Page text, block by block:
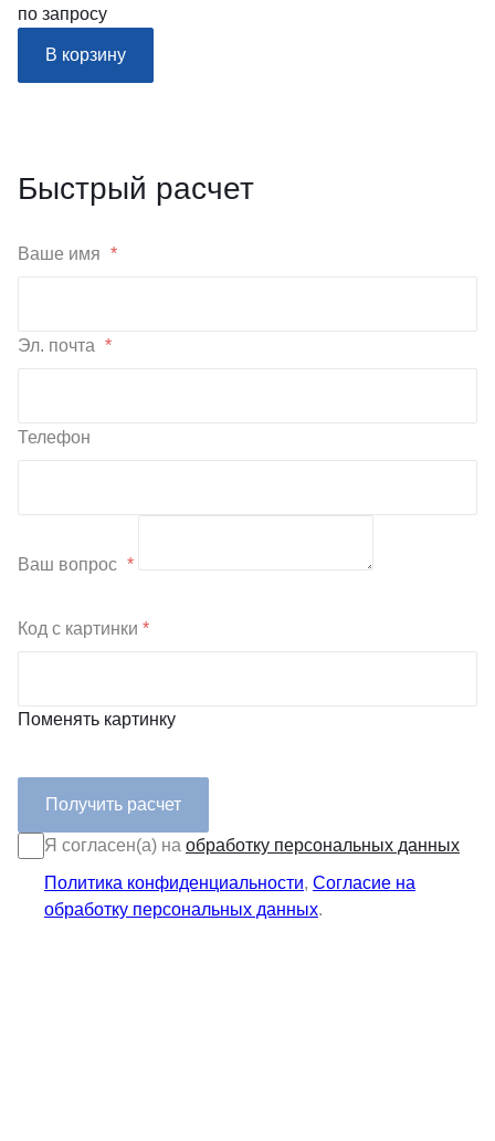
по запросу
В корзину
Быстрый расчет
Ваше имя *
Эл. почта *
Телефон
Ваш вопрос *
Поменять картинку
Код с картинки *
Я согласен(а) на обработку персональных данных
Политика конфиденциальности, Согласие на
обработку персональных данных.